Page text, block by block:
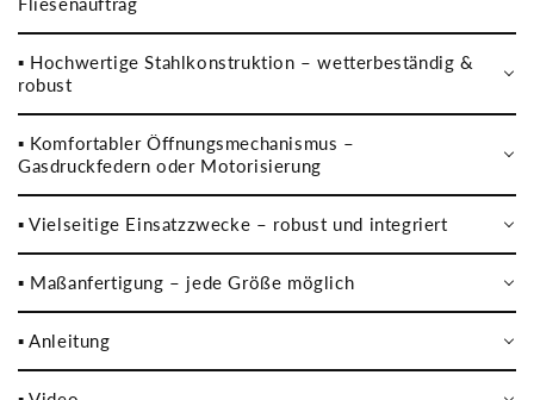
▪️ Hochwertige Stahlkonstruktion – wetterbeständig &
robust
▪️ Komfortabler Öffnungsmechanismus –
Gasdruckfedern oder Motorisierung
▪️ Vielseitige Einsatzzwecke – robust und integriert
▪️ Maßanfertigung – jede Größe möglich
▪️ Anleitung